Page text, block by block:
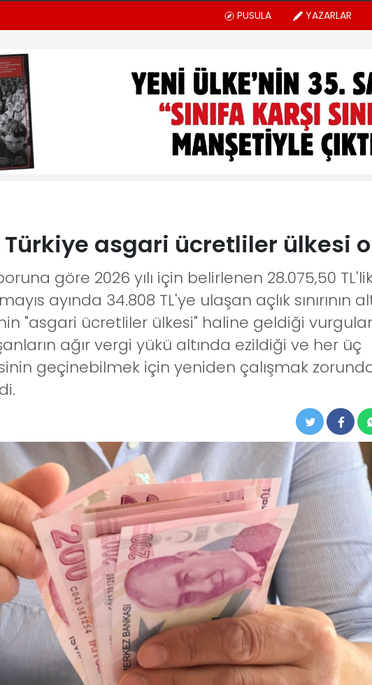
PUSULA YAZARLAR
Türkiye asgari ücretliler ülkesi
göre 2026 yılı için belirlenen 28.075,50
ayında 34.808 TL'ye ulaşan açlık sınırının
"asgari ücretliler ülkesi" haline geldiği
ağır vergi yükü altında ezildiği ve her üç
geçinebilmek için yeniden çalışmak